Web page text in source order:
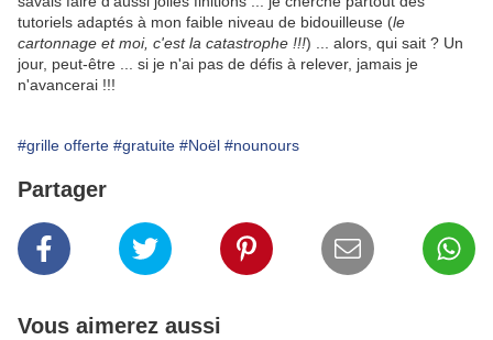
tutoriels adaptés à mon faible niveau de bidouilleuse (le
cartonnage et moi, c'est la catastrophe !!!) ... alors, qui sait ? Un
jour, peut-être ... si je n'ai pas de défis à relever, jamais je
n'avancerai !!!
#grille offerte #gratuite #Noël #nounours
Partager
Vous aimerez aussi